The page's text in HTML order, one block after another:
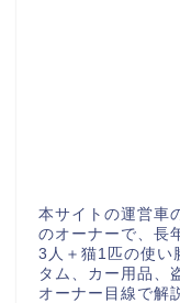
本サイトの運営車
のオーナーで、長
3人＋猫1匹の使い
タム、カー用品、
オーナー目線で解